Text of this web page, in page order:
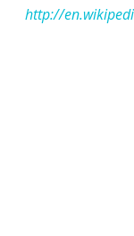
http://